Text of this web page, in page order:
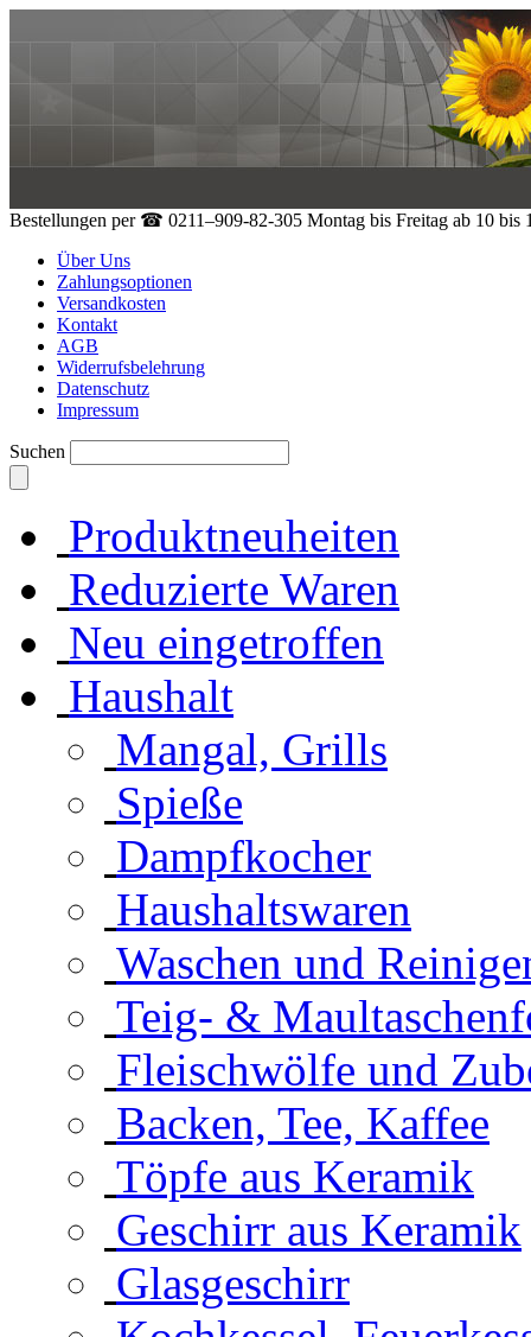
Bestellungen per ☎ 0211–909-82-305 Montag bis Freitag ab 10 bis
Über Uns
Zahlungsoptionen
Versandkosten
Kontakt
AGB
Widerrufsbelehrung
Datenschutz
Impressum
Suchen
Produktneuheiten
Reduzierte Waren
Neu eingetroffen
Haushalt
Mangal, Grills
Spieße
Dampfkocher
Haushaltswaren
Waschen und
Teig- &
Fleischwölfe und
Backen, Tee, Kaffee
Töpfe aus Keramik
Geschirr aus Keramik
Glasgeschirr